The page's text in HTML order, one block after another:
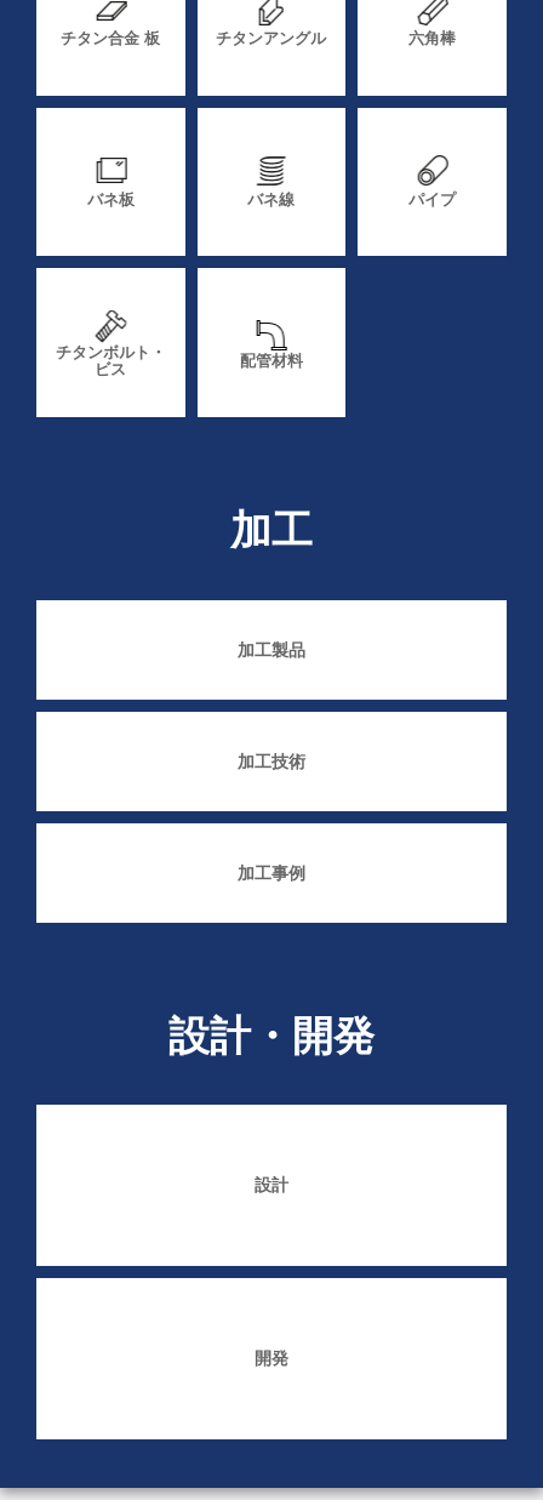
チタン合金 板 チタンアングル 六角棒
バネ板 バネ線 パイプ
チタンボルト・
ビス
配管材料
加工
加工製品
加工技術
加工事例
設計・開発
設計
開発